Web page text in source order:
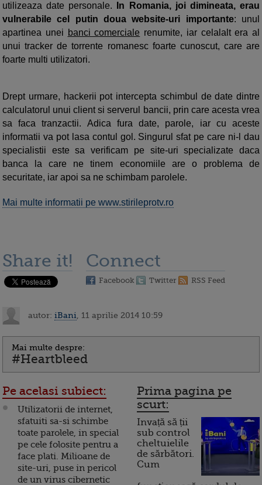
utilizeaza date personale.
In Romania, joi dimineata, erau
vulnerabile cel putin doua website-uri importante: unul
apartinea unei banci comerciale renumite, iar celalalt era al
unui tracker de torrente romanesc foarte cunoscut, care are
foarte multi utilizatori.
Drept urmare, hackerii pot intercepta schimbul de date dintre
calculatorul unui client si serverul bancii, prin care acesta vrea
sa faca tranzactii. Adica fura date, parole, iar cu aceste
informatii va pot lasa contul gol. Singurul sfat pe care ni-l dau
specialistii este sa verificam pe site-uri specializate daca
banca la care ne tinem economiile are o problema de
securitate, iar apoi sa ne schimbam parolele.
Mai multe informatii pe www.stirileprotv.ro
Share it! Connect
Facebook Twitter RSS Feed
autor: iBani , 11 aprilie 2014 10:59
Mai multe despre:
#Heartbleed
Pe acelasi subiect:
Utilizatorii de internet,
sfatuiti sa-si schimbe
toate parolele, in special
pe cele folosite pentru a
face plati. Milioane de
site-uri, puse in pericol
de un virus cibernetic
Prima pagina pe
scurt:
Invață să ții
sub control
cheltuielile
de sărbători.
Cum